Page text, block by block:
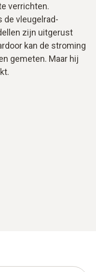
verrichten.
de vleugelrad-
zijn uitgerust
kan de stroming
gemeten. Maar hij